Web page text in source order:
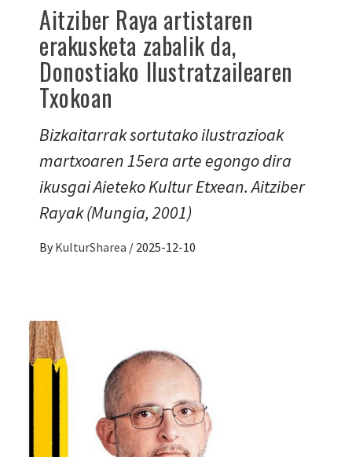
Aitziber Raya artistaren
erakusketa zabalik da,
Donostiako Ilustratzailearen
Txokoan
Bizkaitarrak sortutako ilustrazioak
martxoaren 15era arte egongo dira
ikusgai Aieteko Kultur Etxean. Aitziber
Rayak (Mungia, 2001)
By KulturSharea / 2025-12-10